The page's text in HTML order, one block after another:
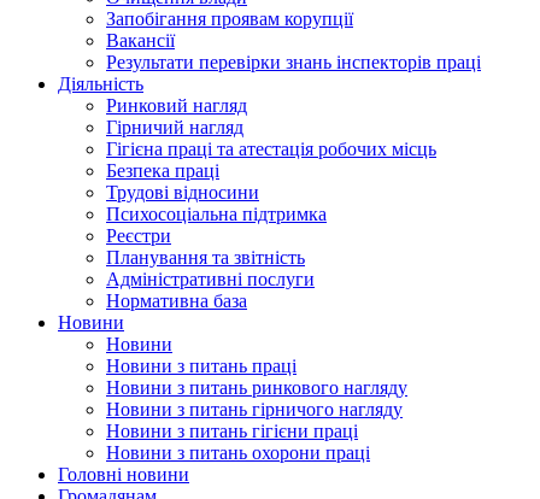
Запобігання проявам корупції
Вакансії
Результати перевірки знань інспекторів праці
Діяльність
Ринковий нагляд
Гірничий нагляд
Гігієна праці та атестація робочих місць
Безпека праці
Трудові відносини
Психосоціальна підтримка
Реєстри
Планування та звітність
Адміністративні послуги
Нормативна база
Новини
Новини
Новини з питань праці
Новини з питань ринкового нагляду
Новини з питань гірничого нагляду
Новини з питань гігієни праці
Новини з питань охорони праці
Головні новини